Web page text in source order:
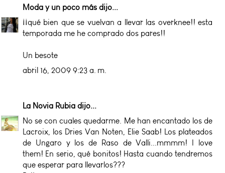
Moda y un poco más dijo...
¡¡qué bien que se vuelvan a llevar las overknee!! esta
temporada me he comprado dos pares!!
Un besote
abril 16, 2009 9:23 a. m.
La Novia Rubia dijo...
No se con cuales quedarme. Me han encantado los de
Lacroix, los Dries Van Noten, Elie Saab! Los plateados
de Ungaro y los de Raso de Valli...mmmm! I love
them! En serio, qué bonitos! Hasta cuando tendremos
que esperar para llevarlos???